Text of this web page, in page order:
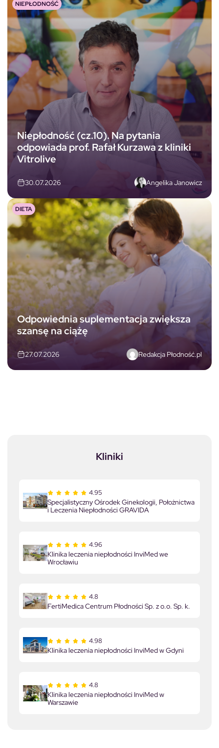
Niepłodność (cz.10). Na pytania
odpowiada prof. Rafał Kurzawa z kliniki
Vitrolive
30.07.2026 Angelika Janowicz
NIEPŁODNOŚĆ
Odpowiednia suplementacja zwiększa
szansę na ciążę
27.07.2026 Redakcja Płodność.pl
DIETA
Kliniki
4.95
Specjalistyczny Ośrodek Ginekologii, Położnictwa
i Leczenia Niepłodności GRAVIDA
4.96
Klinika leczenia niepłodności InviMed we
Wrocławiu
4.8
FertiMedica Centrum Płodności Sp. z o.o. Sp. k.
4.98
Klinika leczenia niepłodności InviMed w Gdyni
4.8
Klinika leczenia niepłodności InviMed w
Warszawie